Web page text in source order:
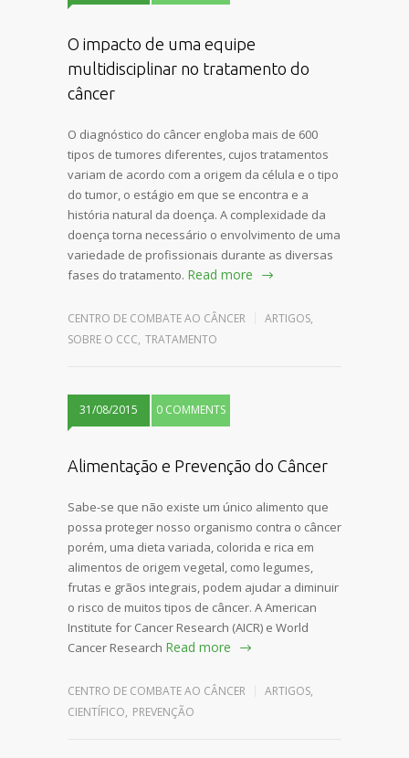
O impacto de uma equipe
multidisciplinar no tratamento do
câncer
O diagnóstico do câncer engloba mais de 600
tipos de tumores diferentes, cujos tratamentos
variam de acordo com a origem da célula e o tipo
do tumor, o estágio em que se encontra e a
história natural da doença. A complexidade da
doença torna necessário o envolvimento de uma
variedade de profissionais durante as diversas
fases do tratamento. Read more
CENTRO DE COMBATE AO CÂNCER ARTIGOS,
SOBRE O CCC, TRATAMENTO
31/08/2015 0 COMMENTS
Alimentação e Prevenção do Câncer
Sabe-se que não existe um único alimento que
possa proteger nosso organismo contra o câncer
porém, uma dieta variada, colorida e rica em
alimentos de origem vegetal, como legumes,
frutas e grãos integrais, podem ajudar a diminuir
o risco de muitos tipos de câncer. A American
Institute for Cancer Research (AICR) e World
Cancer Research Read more
CENTRO DE COMBATE AO CÂNCER ARTIGOS,
CIENTÍFICO, PREVENÇÃO